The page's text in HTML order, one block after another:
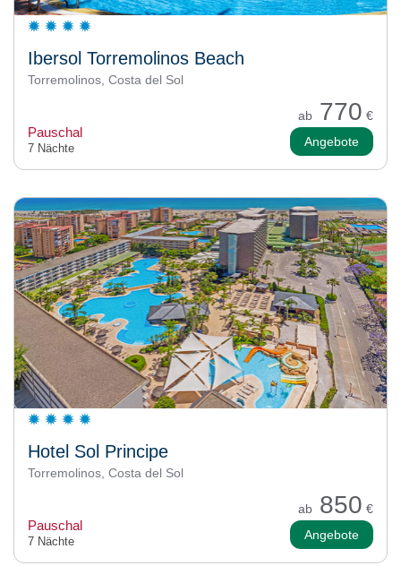
Ibersol Torremolinos Beach
Torremolinos, Costa del Sol
ab 770 €
Pauschal
7 Nächte Angebote
Hotel Sol Principe
Torremolinos, Costa del Sol
ab 850 €
Pauschal
7 Nächte Angebote